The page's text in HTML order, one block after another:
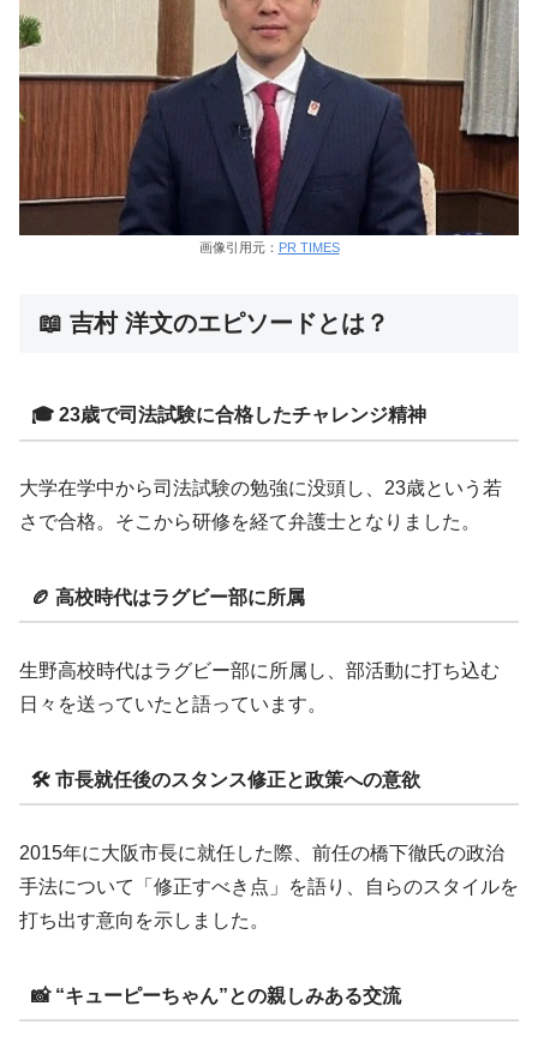
画像引用元： PR TIMES
📖 吉村 洋文のエピソードとは？
🎓 23歳で司法試験に合格したチャレンジ精神
大学在学中から司法試験の勉強に没頭し、23歳という若
さで合格。そこから研修を経て弁護士となりました。
🏉 高校時代はラグビー部に所属
生野高校時代はラグビー部に所属し、部活動に打ち込む
日々を送っていたと語っています。
🛠 市長就任後のスタンス修正と政策への意欲
2015年に大阪市長に就任した際、前任の橋下徹氏の政治
手法について「修正すべき点」を語り、自らのスタイルを
打ち出す意向を示しました。
📸 “キューピーちゃん”との親しみある交流